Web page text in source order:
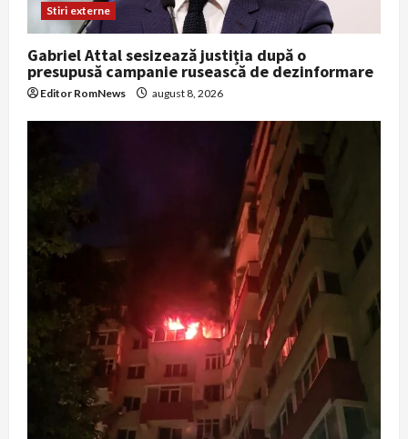
Stiri externe
Gabriel Attal sesizează justiția după o
presupusă campanie rusească de dezinformare
Editor RomNews august 8, 2026